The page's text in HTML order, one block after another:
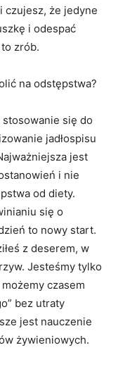
czujesz, że jedyne
i odespać
to zrób.
na odstępstwa?
stosowanie się do
jadłospisu
jest
i nie
od diety.
się o
to nowy start.
z deserem, w
Jesteśmy tylko
czasem
bez utraty
jest nauczenie
żywieniowych.